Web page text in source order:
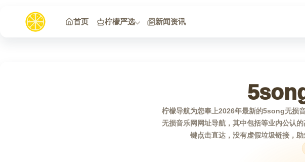
首页
柠檬严选 新闻资讯
柠檬导航为您奉上2026年最新的5song无损
无损音乐网网址导航，其中包括等业内公认
键点击直达，没有虚假垃圾链接，